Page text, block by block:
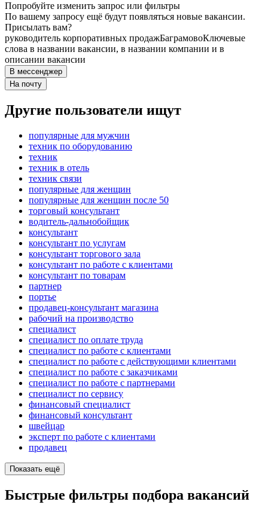
Попробуйте изменить запрос или фильтры
По вашему запросу ещё будут появляться новые вакансии.
Присылать вам?
руководитель корпоративных продажБаграмовоКлючевые
слова в названии вакансии, в названии компании и в
описании вакансии
В мессенджер
На почту
Другие пользователи ищут
популярные для мужчин
техник по оборудованию
техник
техник в отель
техник связи
популярные для женщин
популярные для женщин после 50
торговый консультант
водитель-дальнобойщик
консультант
консультант по услугам
консультант торгового зала
консультант по работе с клиентами
консультант по товарам
партнер
портье
продавец-консультант магазина
рабочий на производство
специалист
специалист по оплате труда
специалист по работе с клиентами
специалист по работе с действующими клиентами
специалист по работе с заказчиками
специалист по работе с партнерами
специалист по сервису
финансовый специалист
финансовый консультант
швейцар
эксперт по работе с клиентами
продавец
Показать ещё
Быстрые фильтры подбора вакансий